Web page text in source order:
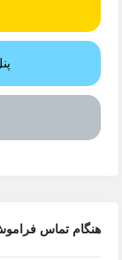
هنگام تماس